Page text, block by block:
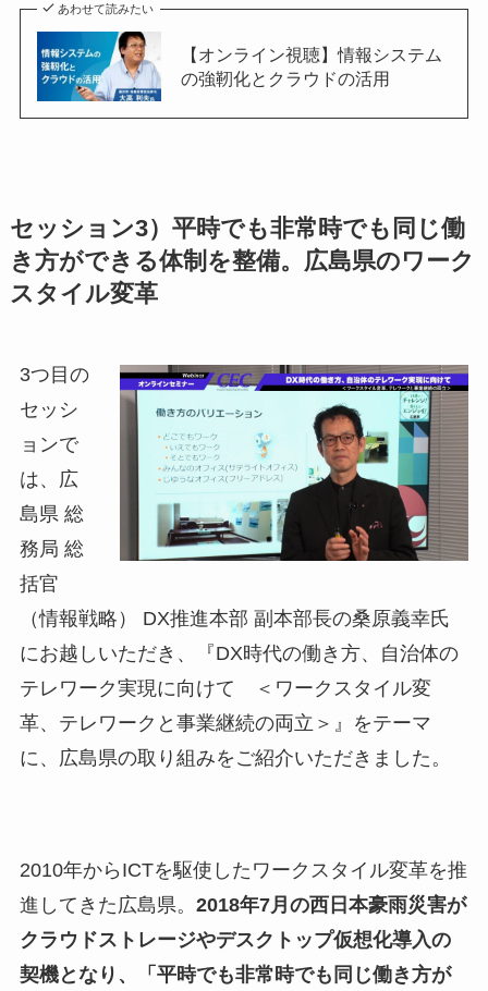
あわせて読みたい
【オンライン視聴】情報システム
の強靭化とクラウドの活用
セッション3）平時でも非常時でも同じ働
き方ができる体制を整備。広島県のワーク
スタイル変革
3つ目の
セッシ
ョンで
は、広
島県 総
務局 総
括官
（情報戦略） DX推進本部 副本部長の桑原義幸氏
にお越しいただき、『DX時代の働き方、自治体の
テレワーク実現に向けて ＜ワークスタイル変
革、テレワークと事業継続の両立＞』をテーマ
に、広島県の取り組みをご紹介いただきました。
2010年からICTを駆使したワークスタイル変革を推
進してきた広島県。 2018年7月の西日本豪雨災害が
クラウドストレージやデスクトップ仮想化導入の
契機となり、「平時でも非常時でも同じ働き方が